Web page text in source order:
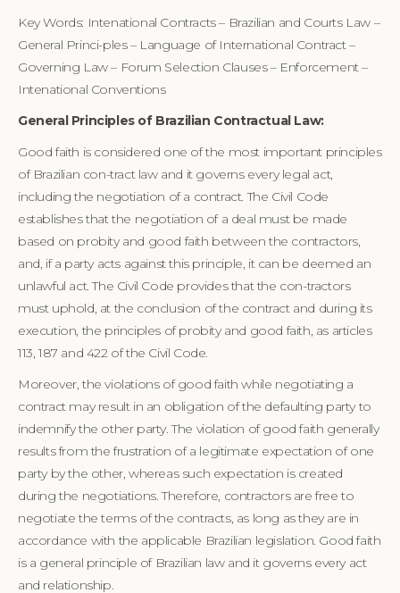
Key Words: Intenational Contracts – Brazilian and Courts Law –
General Princi-ples – Language of International Contract –
Governing Law – Forum Selection Clauses – Enforcement –
Intenational Conventions
General Principles of Brazilian Contractual Law:
Good faith is considered one of the most important principles
of Brazilian con-tract law and it governs every legal act,
including the negotiation of a contract. The Civil Code
establishes that the negotiation of a deal must be made
based on probity and good faith between the contractors,
and, if a party acts against this principle, it can be deemed an
unlawful act. The Civil Code provides that the con-tractors
must uphold, at the conclusion of the contract and during its
execution, the principles of probity and good faith, as articles
113, 187 and 422 of the Civil Code.
Moreover, the violations of good faith while negotiating a
contract may result in an obligation of the defaulting party to
indemnify the other party. The violation of good faith generally
results from the frustration of a legitimate expectation of one
party by the other, whereas such expectation is created
during the negotiations. Therefore, contractors are free to
negotiate the terms of the contracts, as long as they are in
accordance with the applicable Brazilian legislation. Good faith
is a general principle of Brazilian law and it governs every act
and relationship.